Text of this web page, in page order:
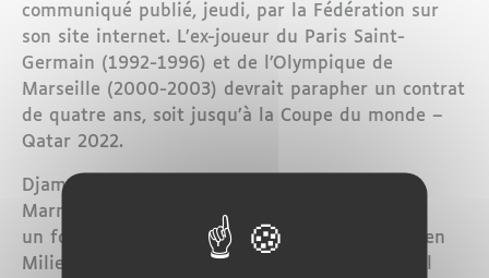
communiqué publié, jeudi, par la Fédération sur
son site internet. L’ex-joueur du Paris Saint-
Germain (1992-1996) et de l’Olympique de
Marseille (2000-2003) devrait parapher un contrat
de quatre ans, soit jusqu’à la Coupe du monde –
Qatar 2022.
Djamel Belmadi né en 1976 à Champigny-sur-
Marne, est
un footballeur international algérien évoluant en
Milieu de terrain, devenu ensuite entraîneur. Il